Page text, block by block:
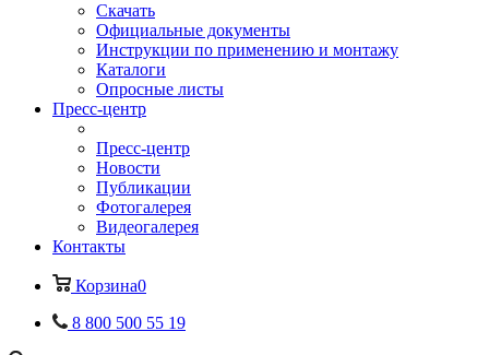
Скачать
Официальные документы
Инструкции по применению и монтажу
Каталоги
Опросные листы
Пресс-центр
Пресс-центр
Новости
Публикации
Фотогалерея
Видеогалерея
Контакты
Корзина0
8 800 500 55 19